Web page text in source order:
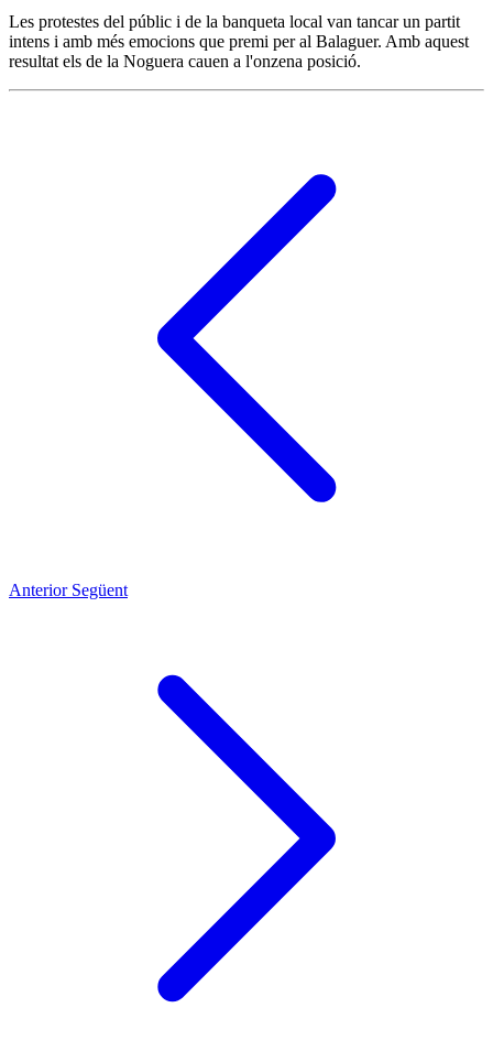
Les protestes del públic i de la banqueta local van tancar un partit
intens i amb més emocions que premi per al Balaguer. Amb aquest
resultat els de la Noguera cauen a l'onzena posició.
Anterior Següent